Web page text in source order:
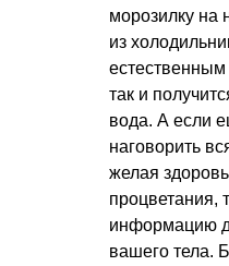
морозилку на
из
естественным
так и
вода. А если
наговорить
желая
процветания,
информацию
вашего тела.